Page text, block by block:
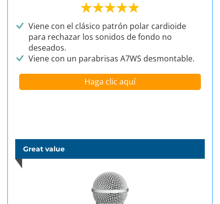
Viene con el clásico patrón polar cardioide
para rechazar los sonidos de fondo no
deseados.
Viene con un parabrisas A7WS desmontable.
Haga clic aquí
Great value